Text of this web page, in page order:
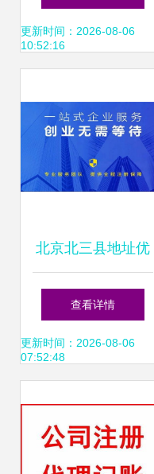
生效，外贸及货代
更新时间：2026-08-06
10:52:16
北京北三县地址优
惠中 一站式工商注
册、住所变更、记
指南
查看详情
更新时间：2026-08-06
07:52:48